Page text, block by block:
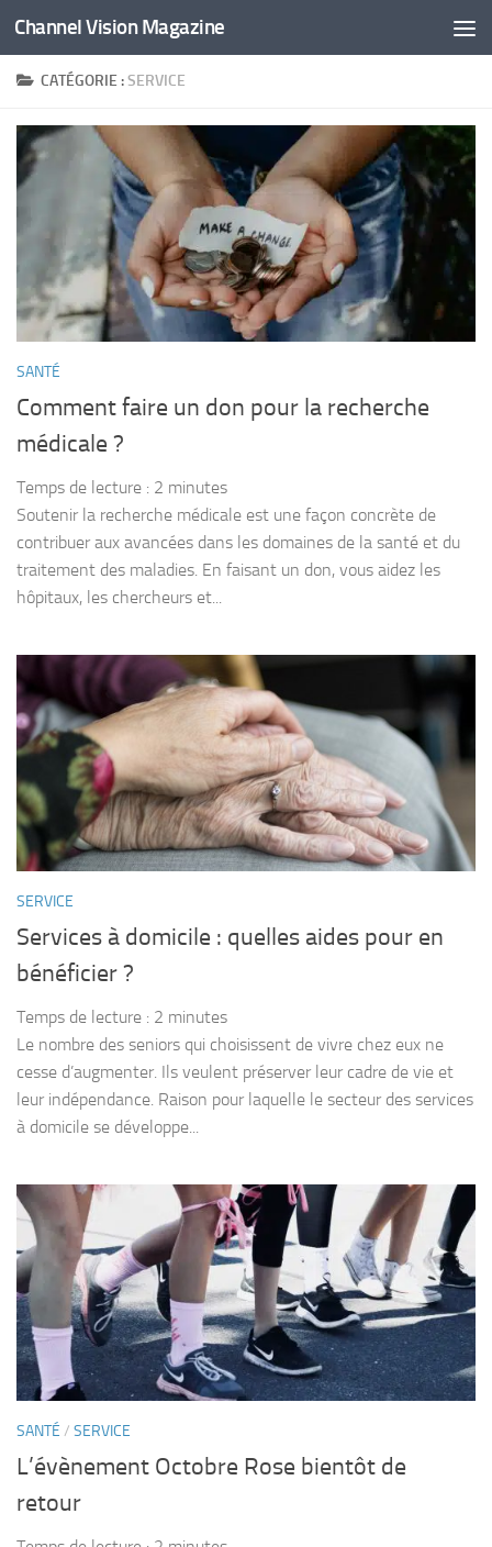
Skip to content
Channel Vision Magazine
CATÉGORIE :SERVICE
SANTÉ
Comment faire un don pour la recherche
médicale ?
Temps de lecture : 2 minutes
Soutenir la recherche médicale est une façon concrète de
contribuer aux avancées dans les domaines de la santé et du
traitement des maladies. En faisant un don, vous aidez les
hôpitaux, les chercheurs et...
SERVICE
Services à domicile : quelles aides pour en
bénéficier ?
Temps de lecture : 2 minutes
Le nombre des seniors qui choisissent de vivre chez eux ne
cesse d’augmenter. Ils veulent préserver leur cadre de vie et
leur indépendance. Raison pour laquelle le secteur des services
à domicile se développe...
SANTÉ / SERVICE
L’évènement Octobre Rose bientôt de
retour